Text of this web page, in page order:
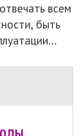
всем
быть